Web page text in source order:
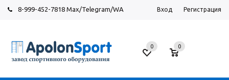
8-999-452-7818 Max/Telegram/WA Вход Регистрация
Новосибирск
ул.
0
0